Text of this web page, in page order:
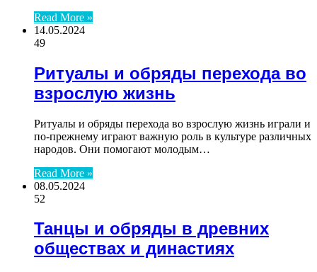
Read More »
14.05.2024
49
Ритуалы и обряды перехода во
взрослую жизнь
Ритуалы и обряды перехода во взрослую жизнь играли и
по-прежнему играют важную роль в культуре различных
народов. Они помогают молодым…
Read More »
08.05.2024
52
Танцы и обряды в древних
обществах и династиях